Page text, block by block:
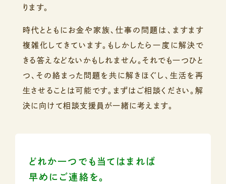
ります。
時代とともにお金や家族、仕事の問題は、ますます
複雑化してきています。 もしかしたら一度に解決で
きる答えなどないかもしれません。それでも一つひと
つ、その絡まった問題を共に解きほぐし、 生活を再
生させることは可能です。まずはご相談ください。 解
決に向けて相談支援員が一緒に考えます。
どれか一つでも当てはまれば
早めにご連絡を。